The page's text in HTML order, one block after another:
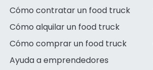
Cómo contratar un food truck
Cómo alquilar un food truck
Cómo comprar un food truck
Ayuda a emprendedores